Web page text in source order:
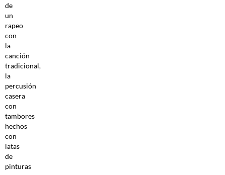
de
un
rapeo
con
la
canción
tradicional,
la
percusión
casera
con
tambores
hechos
con
latas
de
pinturas